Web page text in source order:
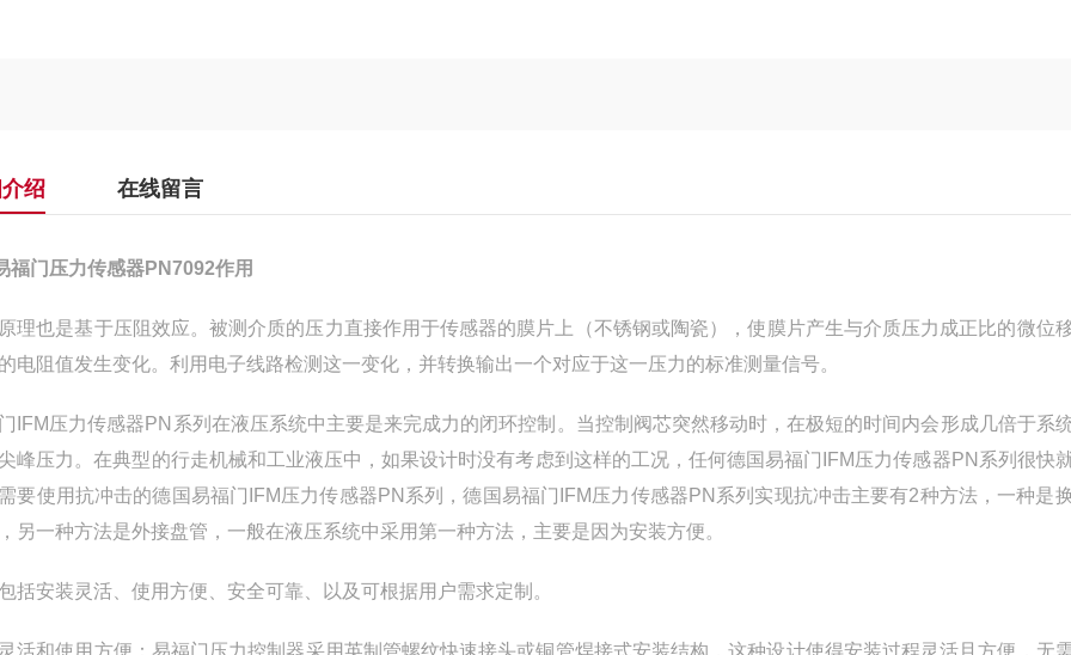
绍 在线留言
福门压力传感器PN7092作用
理也是基于压阻效应。‌被测介质的压力直接作用于传感器的膜片上（‌不锈钢或陶瓷）‌，‌使膜片产生与介质压力成正比的微位
电阻值发生变化。‌利用电子线路检测这一变化，‌并转换输出一个对应于这一压力的标准测量信号。‌
IFM压力传感器PN系列在液压系统中主要是来完成力的闭环控制。当控制阀芯突然移动时，在极短的时间内会形成几倍于系
峰压力。在典型的行走机械和工业液压中，如果设计时没有考虑到这样的工况，任何德国易福门IFM压力传感器PN系列很快
要使用抗冲击的德国易福门IFM压力传感器PN系列，德国易福门IFM压力传感器PN系列实现抗冲击主要有2种方法，一种是
另一种方法是外接盘管，一般在液压系统中采用第一种方法，主要是因为安装方便。
括安装灵活、‌使用方便、‌安全可靠、‌以及可根据用户需求定制。‌
活和使用方便：‌易福门压力控制器采用英制管螺纹快速接头或铜管焊接式安装结构，‌这种设计使得安装过程灵活且方便，‌无